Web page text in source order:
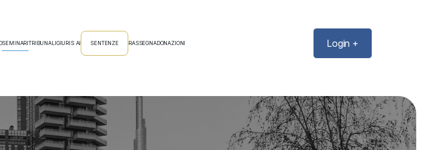
SEMINARITRIBUNALIGIURIS AI SENTENZE RASSEGNADONAZIONI Login +